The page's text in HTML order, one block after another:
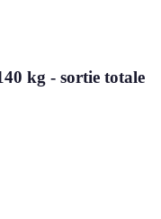
kg - sortie totale